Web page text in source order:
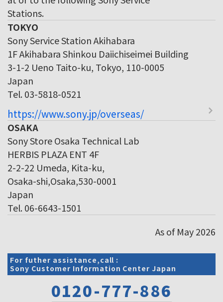
Stations.
TOKYO
Sony Service Station Akihabara
1F Akihabara Shinkou Daiichiseimei Building
3-1-2 Ueno Taito-ku, Tokyo, 110-0005
Japan
Tel. 03-5818-0521
https://www.sony.jp/overseas/
OSAKA
Sony Store Osaka Technical Lab
HERBIS PLAZA ENT 4F
2-2-22 Umeda, Kita-ku,
Osaka-shi,Osaka,530-0001
Japan
Tel. 06-6643-1501
As of May 2026
For futher assistance,call :
Sony Customer Information Center Japan
0120-777-886